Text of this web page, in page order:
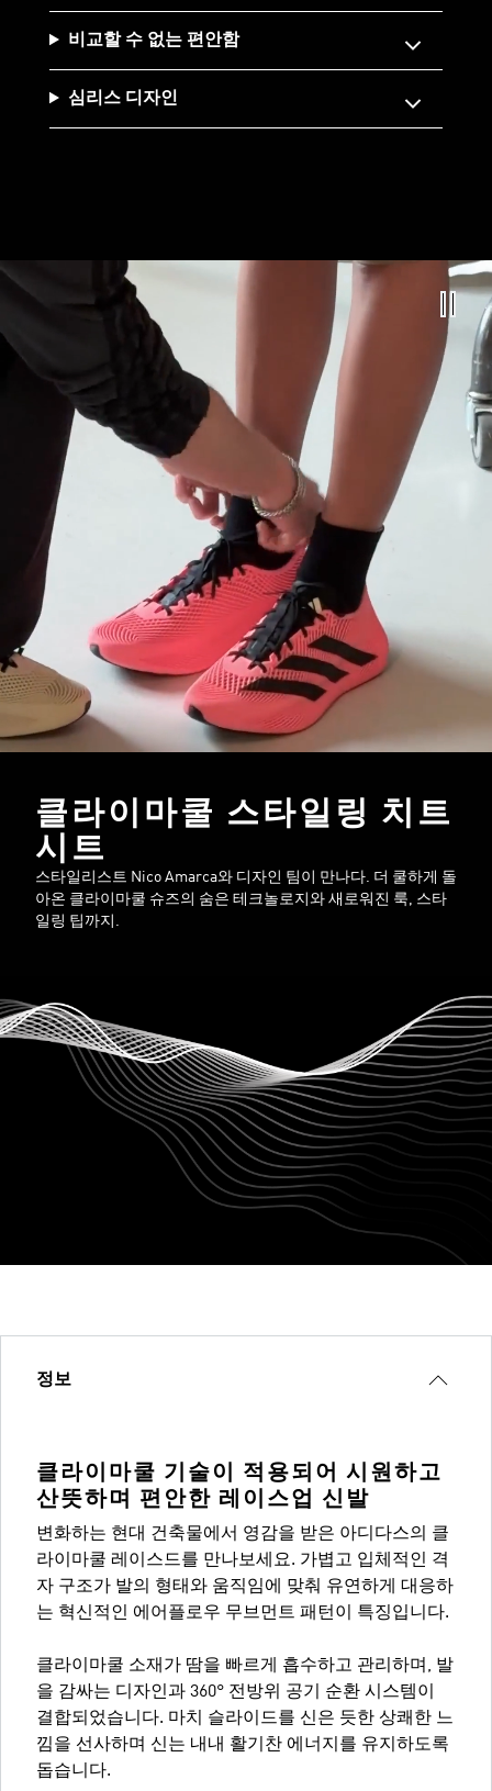
비교할 수 없는 편안함
심리스 디자인
클라이마쿨 스타일링 치트
시트
스타일리스트 Nico Amarca와 디자인 팀이 만나다. 더 쿨하게 돌
아온 클라이마쿨 슈즈의 숨은 테크놀로지와 새로워진 룩, 스타
일링 팁까지.
정보
클라이마쿨 기술이 적용되어 시원하고
산뜻하며 편안한 레이스업 신발
변화하는 현대 건축물에서 영감을 받은 아디다스의 클
라이마쿨 레이스드를 만나보세요. 가볍고 입체적인 격
자 구조가 발의 형태와 움직임에 맞춰 유연하게 대응하
는 혁신적인 에어플로우 무브먼트 패턴이 특징입니다.
클라이마쿨 소재가 땀을 빠르게 흡수하고 관리하며, 발
을 감싸는 디자인과 360° 전방위 공기 순환 시스템이
결합되었습니다. 마치 슬라이드를 신은 듯한 상쾌한 느
낌을 선사하며 신는 내내 활기찬 에너지를 유지하도록
돕습니다.